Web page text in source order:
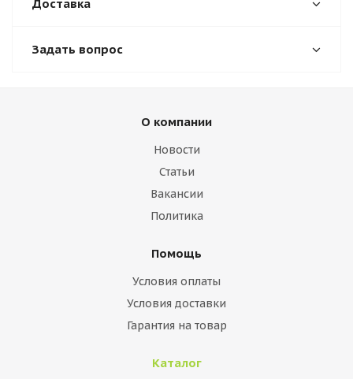
Доставка
Задать вопрос
О компании
Новости
Статьи
Вакансии
Политика
Помощь
Условия оплаты
Условия доставки
Гарантия на товар
Каталог